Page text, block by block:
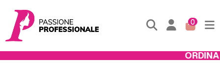
0
ORDINA